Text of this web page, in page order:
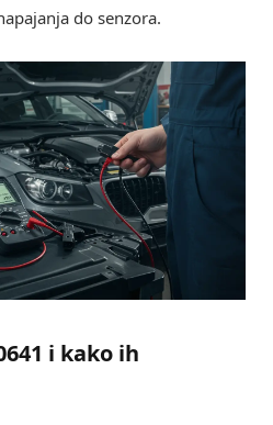
do senzora.
i kako ih